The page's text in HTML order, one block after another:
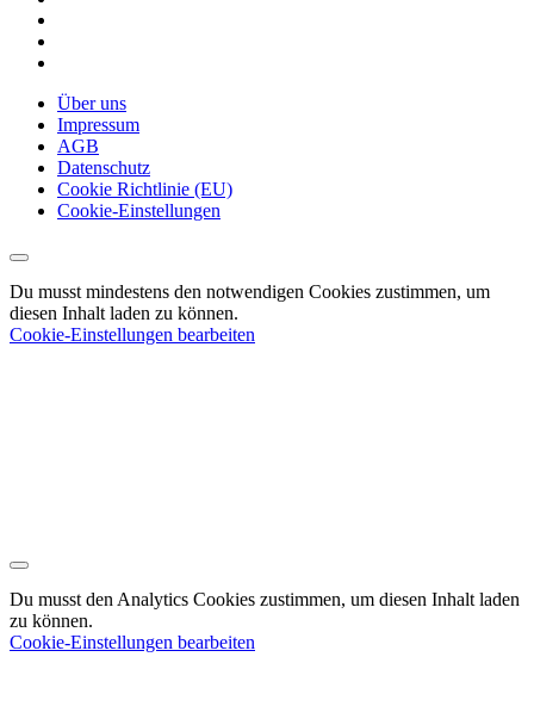
Über uns
Impressum
AGB
Datenschutz
Cookie Richtlinie (EU)
Cookie-Einstellungen
Du musst mindestens den notwendigen Cookies zustimmen, um
diesen Inhalt laden zu können.
Cookie-Einstellungen bearbeiten
Du musst den Analytics Cookies zustimmen, um diesen Inhalt laden
zu können.
Cookie-Einstellungen bearbeiten